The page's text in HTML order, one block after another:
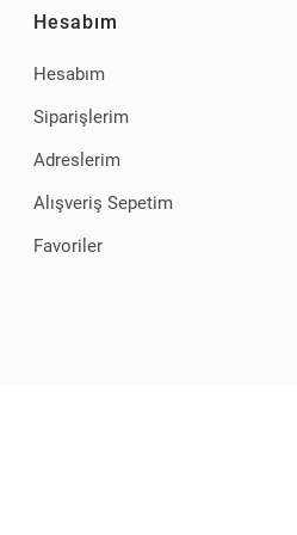
Hesabım
Hesabım
Siparişlerim
Adreslerim
Alışveriş Sepetim
Favoriler